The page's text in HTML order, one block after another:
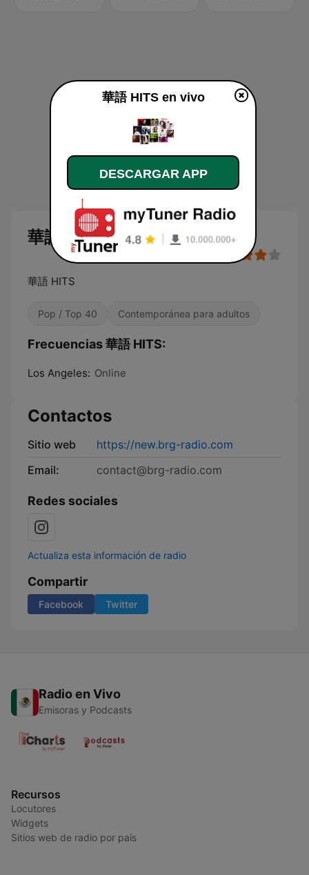
華語 HITS
華語 HITS
Pop / Top 40 Contemporánea para adultos
Frecuencias 華語 HITS:
Los Angeles: Online
Contactos
Sitio web
https://new.brg-radio.com
Email:
contact@brg-radio.com
Redes sociales
Actualiza esta información de radio
Compartir
Facebook Twitter
Radio en Vivo
Emisoras y Podcasts
Recursos
Locutores
Widgets
Sitios web de radio por país
華語 HITS en vivo
DESCARGAR APP